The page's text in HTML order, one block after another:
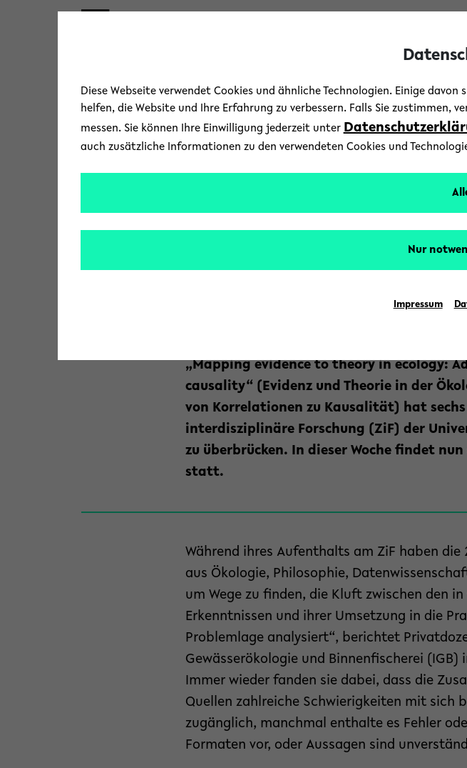
Skip to main content
« Zurück zur Übersicht
Forschung/
Ein Werkzeugkasten
Text:
aus oder sind bedroht. Die Ökologie als
„Mapping evidence to theory in ecology:
causality“ (Evidenz und Theorie in der
von Korrelationen zu Kausalität) hat
interdisziplinäre Forschung (ZiF) der
zu überbrücken. In dieser Woche findet
statt.
Während ihres Aufenthalts am ZiF haben
aus Ökologie, Philosophie,
um Wege zu finden, die Kluft zwischen den
Erkenntnissen und ihrer Umsetzung in die
Problemlage analysiert“, berichtet
Gewässerökologie und Binnenfischerei
Immer wieder fanden sie dabei, dass die
Quellen zahlreiche Schwierigkeiten mit sich
zugänglich, manchmal enthalte es Fehler
Formaten vor, oder Aussagen sind
Diese Webseite verwendet Cookies und ähnliche Technologien. Einige
helfen, die Website und Ihre Erfahrung zu verbessern. Falls Sie zustimmen,
messen. Sie können Ihre Einwilligung jederzeit unter
auch zusätzliche Informationen zu den verwendeten Cookies und
Nur
Impressum